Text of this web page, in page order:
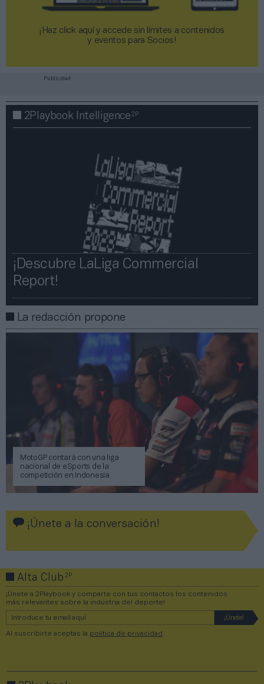
¡Haz click aquí y accede sin límites a contenidos
y eventos para Socios!​​​​​​​
Publicidad
2Playbook Intelligence2P
¡Descubre LaLiga Commercial
Report!​​
La redacción propone
MotoGP contará con una liga
nacional de eSports de la
competición en Indonesia
¡Únete a la conversación!
Alta Club2P
¡Únete a 2Playbook y comparte con tus contactos los contenidos
más relevantes sobre la industria del deporte!
Al suscribirte aceptas la política de privacidad .